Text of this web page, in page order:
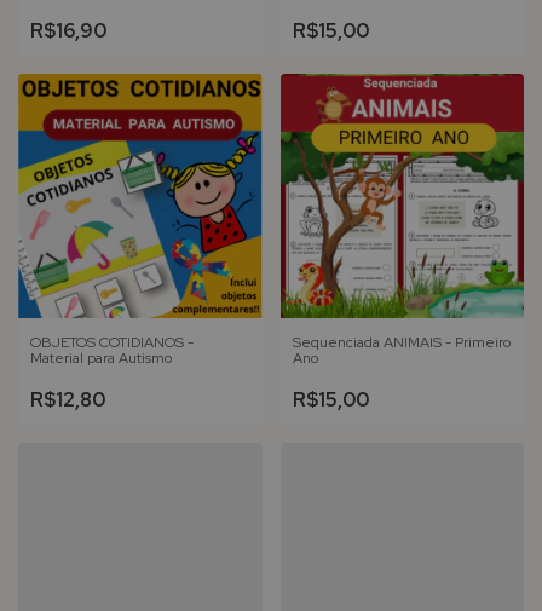
R$16,90 R$15,00
OBJETOS COTIDIANOS -
Material para Autismo
R$12,80
Sequenciada ANIMAIS - Primeiro
Ano
R$15,00